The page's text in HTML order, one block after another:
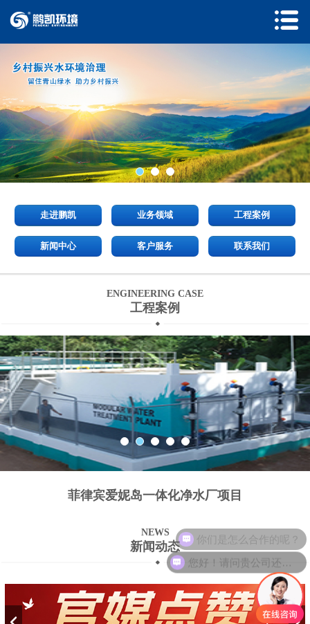
走进鹏凯 业务领域 工程案例
新闻中心 客户服务 联系我们
ENGINEERING CASE
工程案例
菲律宾爱妮岛一体化净水厂项目
NEWS
新闻动态
你们是怎么合作的呢？